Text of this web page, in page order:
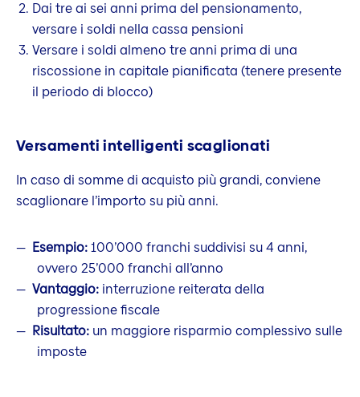
Dai tre ai sei anni prima del pensionamento,
versare i soldi nella cassa pensioni
Versare i soldi almeno tre anni prima di una
riscossione in capitale pianificata (tenere presente
il periodo di blocco)
Versamenti intelligenti scaglionati
In caso di somme di acquisto più grandi, conviene
scaglionare l’importo su più anni.
Esempio:100’000 franchi suddivisi su 4 anni,
ovvero 25’000 franchi all’anno
Vantaggio: interruzione reiterata della
progressione fiscale
Risultato: un maggiore risparmio complessivo sulle
imposte